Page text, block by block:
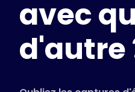
FAQ
Guides
avec
d'autre